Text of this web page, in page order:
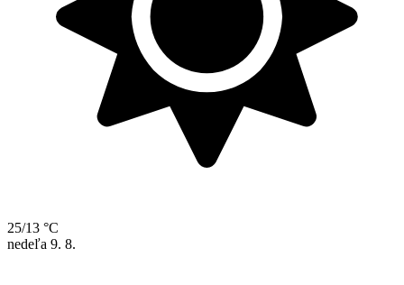
25/13 °C
nedeľa 9. 8.